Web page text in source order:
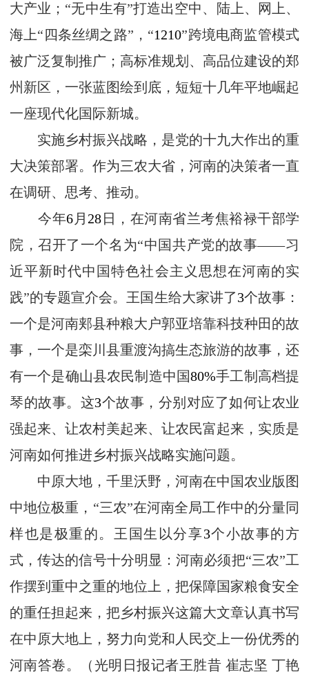
大产业；“无中生有”打造出空中、陆上、网上、
海上“四条丝绸之路”，“1210”跨境电商监管模式
被广泛复制推广；高标准规划、高品位建设的郑
州新区，一张蓝图绘到底，短短十几年平地崛起
一座现代化国际新城。
实施乡村振兴战略，是党的十九大作出的重
大决策部署。作为三农大省，河南的决策者一直
在调研、思考、推动。
今年6 月 28 日，在河南省兰考焦裕禄干部学
院，召开了一个名为“中国共产党的故事——习
近平新时代中国特色社会主义思想在河南的实
践”的专题宣介会。王国生给大家讲了3个故事：
一个是河南郏县种粮大户郭亚培靠科技种田的故
事，一个是栾川县重渡沟搞生态旅游的故事，还
有一个是确山县农民制造中国80%手工制高档提
琴的故事。这3个故事，分别对应了如何让农业
强起来、让农村美起来、让农民富起来，实质是
河南如何推进乡村振兴战略实施问题。
中原大地，千里沃野，河南在中国农业版图
中地位极重，“三农”在河南全局工作中的分量同
样也是极重的。王国生以分享3个小故事的方
式，传达的信号十分明显：河南必须把“三农”工
作摆到重中之重的地位上，把保障国家粮食安全
的重任担起来，把乡村振兴这篇大文章认真书写
在中原大地上，努力向党和人民交上一份优秀的
河南答卷。（光明日报记者王胜昔 崔志坚 丁艳